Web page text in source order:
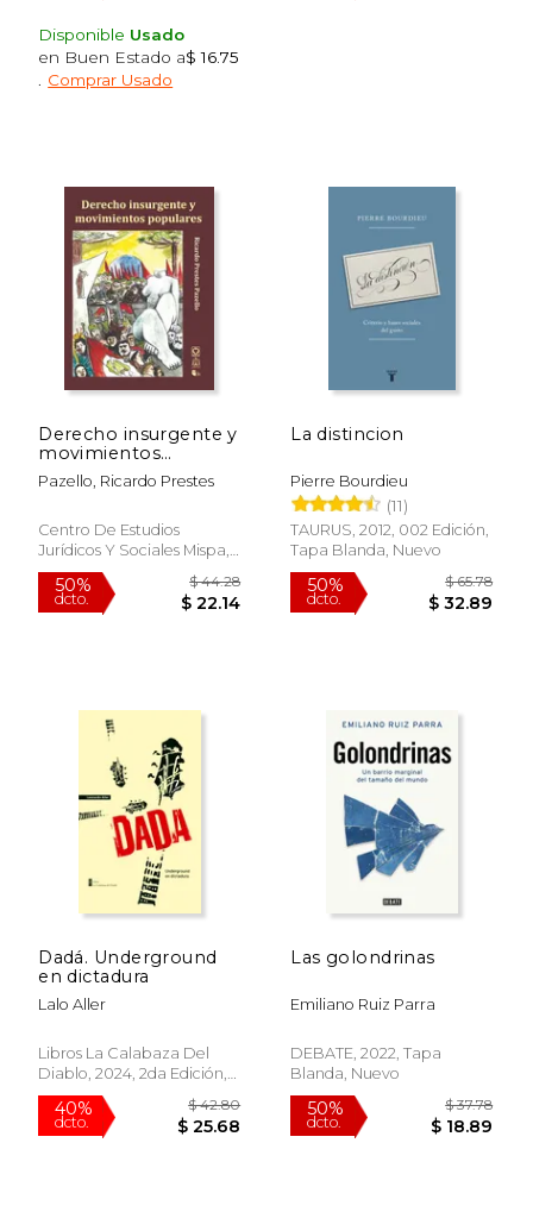
24%
dcto.
$ 22.00
dcto.
dcto.
Disponible Usado
en Buen Estado a$ 16.75
Comprar Usado
50%
dcto.
Derecho insurgente y
movimientos
populares
Pazello, Ricardo Prestes
Centro De Estudios
Jurídicos Y Sociales Mispa,
2024, Tapa Blanda, Nuevo
La distincion
Pierre Bourdieu
(11)
TAURUS, 2012, 002 Edición,
Tapa Blanda, Nuevo
Dadá. Underground
en dictadura
Lalo Aller
Libros La Calabaza Del
Diablo, 2024, 2da Edición,
Tapa Blanda, Nuevo
Las golondrinas
Emiliano Ruiz Parra
DEBATE, 2022, Tapa
Blanda, Nuevo